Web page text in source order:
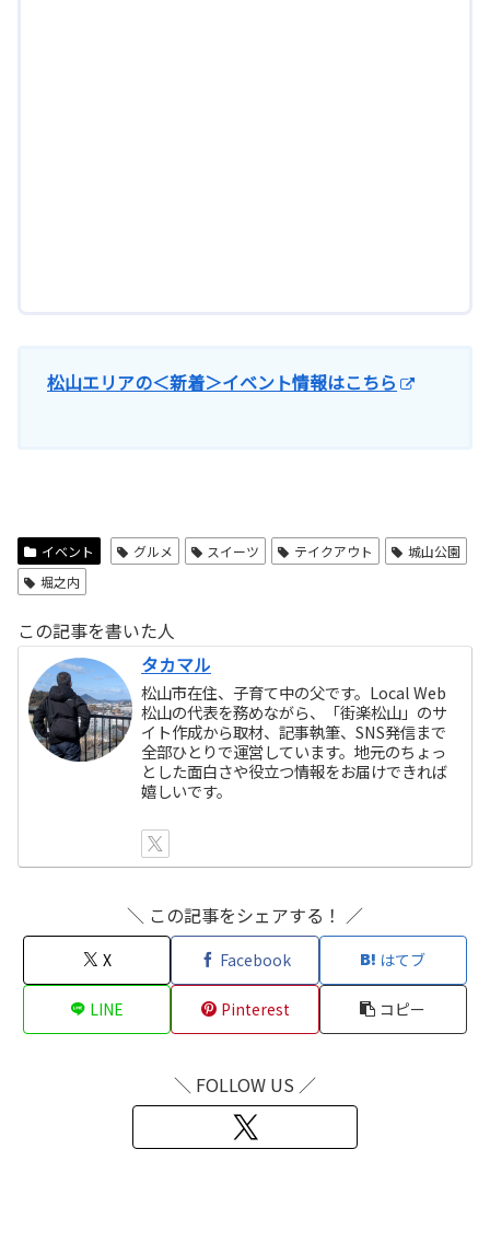
松山エリアの＜新着＞イベント情報はこちら
イベント グルメ スイーツ テイクアウト
城山公園
堀之内
この記事を書いた人
タカマル
松山市在住、子育て中の父です。Local Web
松山の代表を務めながら、「街楽松山」のサ
イト作成から取材、記事執筆、SNS発信まで
全部ひとりで運営しています。地元のちょっ
とした面白さや役立つ情報をお届けできれば
嬉しいです。
＼ この記事をシェアする！ ／
X Facebook はてブ
LINE Pinterest コピー
＼ FOLLOW US ／